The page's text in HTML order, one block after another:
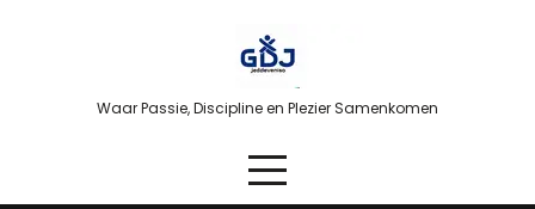
Waar Passie, Discipline en Plezier Samenkomen